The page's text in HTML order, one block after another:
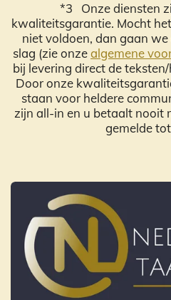
*3 Onze diensten
kwaliteitsgarantie. Mocht
niet voldoen, dan gaan
slag (zie onzealgemene
bij levering direct de
Door onze
staan voor heldere
zijn all-in en u betaalt nooit
gemelde